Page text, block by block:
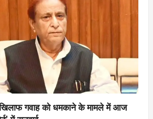
गवाह को धमकाने के मामले में आज